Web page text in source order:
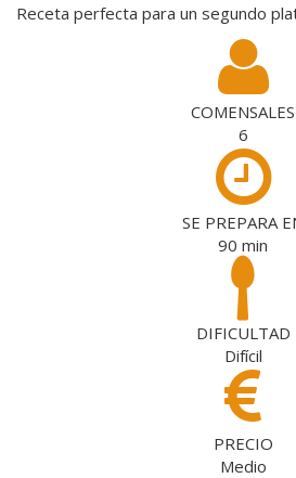
Receta perfecta para un segundo
COMENSALES
6
SE PREPARA
90 min
DIFICULTAD
Difícil
PRECIO
Medio